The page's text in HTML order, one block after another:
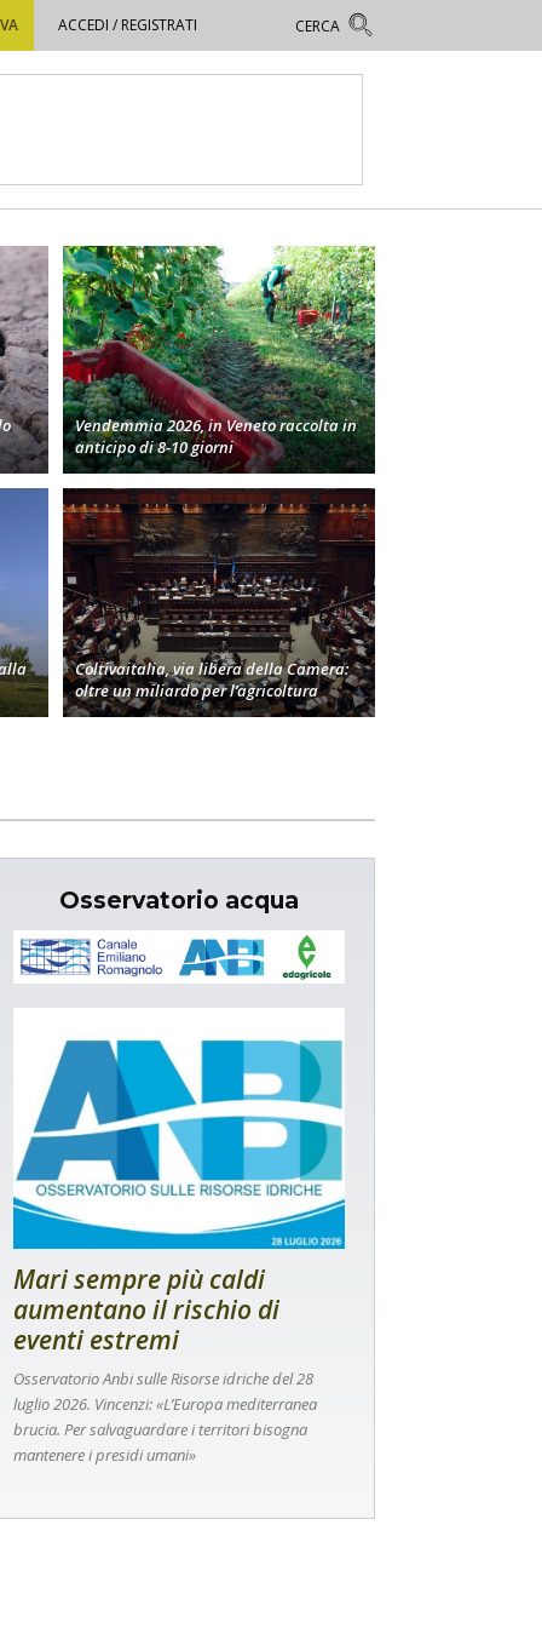
ACCEDI / REGISTRATI
Vendemmia 2026, in Veneto raccolta in
anticipo di 8-10 giorni
Coltivaitalia, via libera della Camera:
oltre un miliardo per l’agricoltura
Osservatorio acqua
Mari sempre più caldi
aumentano il rischio di
eventi estremi
Osservatorio Anbi sulle Risorse idriche del 28
luglio 2026. Vincenzi: «L’Europa mediterranea
brucia. Per salvaguardare i territori bisogna
mantenere i presidi umani»